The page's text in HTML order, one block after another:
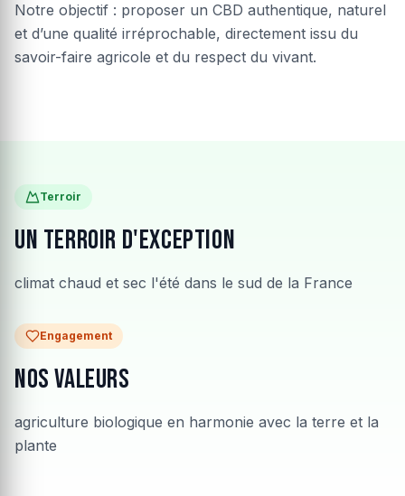
Notre objectif : proposer un CBD authentique, naturel
et d’une qualité irréprochable, directement issu du
savoir-faire agricole et du respect du vivant.
Terroir
Un terroir d'exception
climat chaud et sec l'été dans le sud de la France
Engagement
Nos valeurs
agriculture biologique en harmonie avec la terre et la
plante